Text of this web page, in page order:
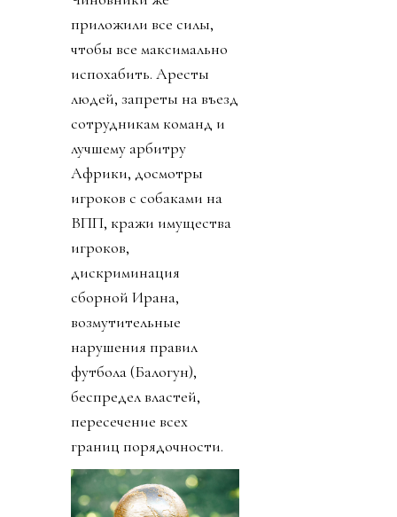
приложили все силы,
чтобы все максимально
испохабить. Аресты
людей, запреты на въезд
сотрудникам команд и
лучшему арбитру
Африки, досмотры
игроков с собаками на
ВПП, кражи имущества
игроков,
дискриминация
сборной Ирана,
возмутительные
нарушения правил
футбола (Балогун),
беспредел властей,
пересечение всех
границ порядочности.